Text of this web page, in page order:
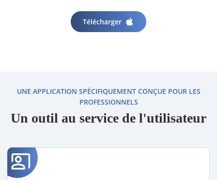
Télécharger
UNE APPLICATION SPÉCIFIQUEMENT CONÇUE POUR LES
PROFESSIONNELS
Un outil au service de l'utilisateur
co_present